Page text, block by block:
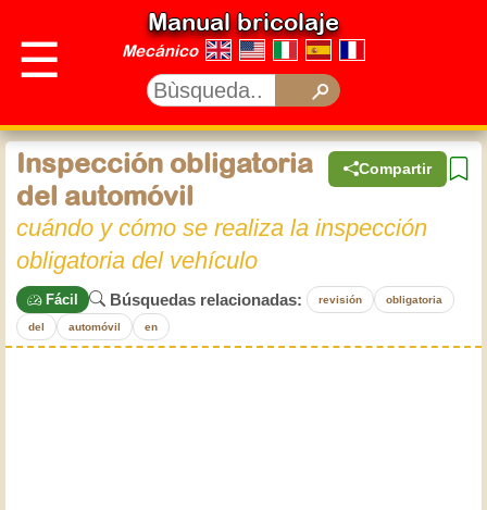
☰
Manual bricolaje
Mecánico
Compartir
Inspección obligatoria
del automóvil
cuándo y cómo se realiza la inspección
obligatoria del vehículo
Fácil Búsquedas relacionadas: revisión obligatoria
del automóvil en